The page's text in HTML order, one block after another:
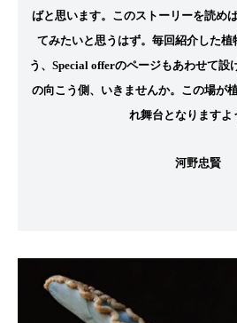
ばと思います。このストーリーを読め
てみたいと思うはず。毎回紹介した植
う、 Special offerのページもあわせて設
の向こう側 、いきませんか。この場が
れ舞台となりますよ
河野忠賢